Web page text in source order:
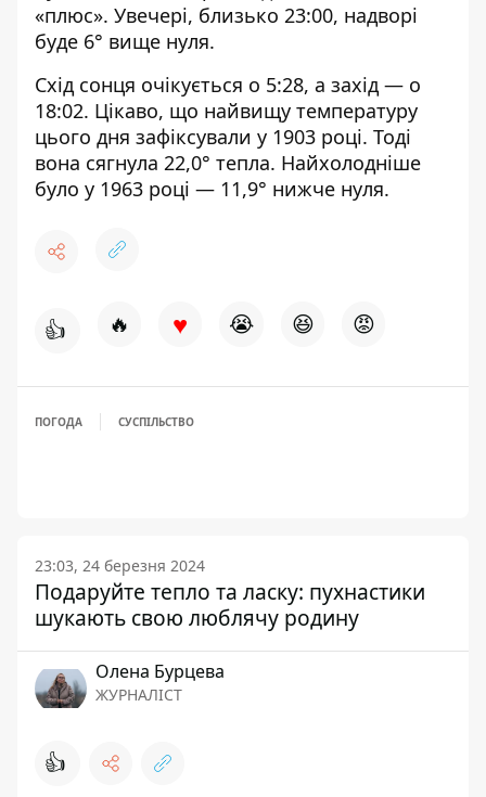
«плюс». Увечері, близько 23:00, надворі
буде 6° вище нуля.
Схід сонця очікується о 5:28, а захід — о
18:02. Цікаво, що найвищу температуру
цього дня зафіксували у 1903 році. Тоді
вона сягнула 22,0° тепла. Найхолодніше
було у 1963 році — 11,9° нижче нуля.
👍 🔥 ♥ 😭 😆 😡
ПОГОДА СУСПІЛЬСТВО
23:03, 24 березня 2024
Подаруйте тепло та ласку: пухнастики
шукають свою люблячу родину
Олена Бурцева
ЖУРНАЛІСТ
👍